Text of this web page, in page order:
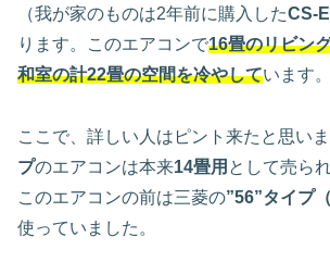
（我が家のものは2年前に購入したCS-
ります。このエアコンで16畳のリビン
和室の計22畳の空間を冷やしています。
ここで、詳しい人はピント来たと思いま
プのエアコンは本来14畳用 として売ら
このエアコンの前は三菱の”56”タイプ
使っていました。